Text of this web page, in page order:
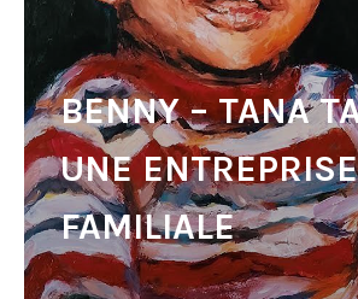
BENNY – TANA
UNE ENTREPRISE
FAMILIALE